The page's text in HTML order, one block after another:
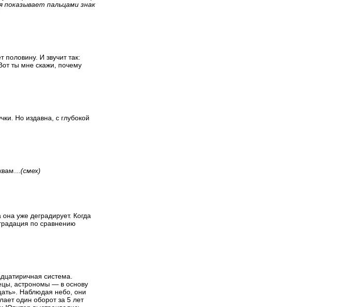
пальцами знак
половину. И звучит так:
ты мне скажи, почему
Но издавна, с глубокой
(смех)
уже деградирует. Когда
по сравнению
система.
астрономы — в основу
Наблюдая небо, они
один оборот за 5 лет